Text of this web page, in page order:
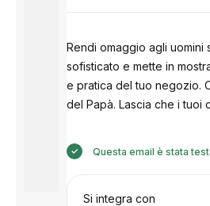
Rendi omaggio agli
sofisticato e mette in
e pratica del tuo negozio.
del Papà. Lascia che i
Questa email è stata
Si integra con